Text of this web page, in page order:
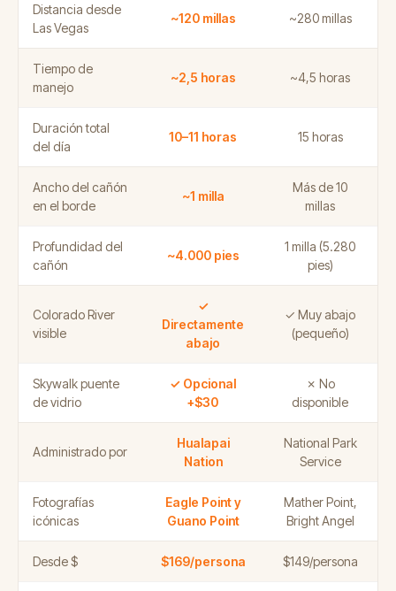
Distancia desde
Las Vegas
~120 millas ~280 millas
Tiempo de
manejo
~2,5 horas ~4,5 horas
Duración total
del día
10–11 horas 15 horas
Ancho del cañón
en el borde
~1 milla
Más de 10
millas
Profundidad del
cañón
~4.000 pies
1 milla (5.280
pies)
Colorado River
visible
✓
Directamente
abajo
✓ Muy abajo
(pequeño)
Skywalk puente
de vidrio
✓ Opcional
+$30
✗ No
disponible
Administrado por
Hualapai
Nation
National Park
Service
Fotografías
icónicas
Eagle Point y
Guano Point
Mather Point,
Bright Angel
Desde $ $169/persona $149/persona